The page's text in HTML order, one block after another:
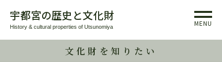
宇都宮の歴史と文化財
History & cultural properties of Utsunomiya MENU
文化財を知りたい